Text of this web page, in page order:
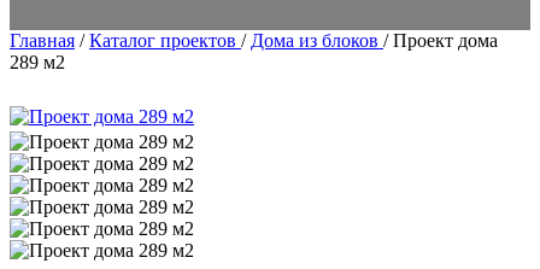
Главная /Каталог проектов / Дома из блоков /Проект дома
289 м2